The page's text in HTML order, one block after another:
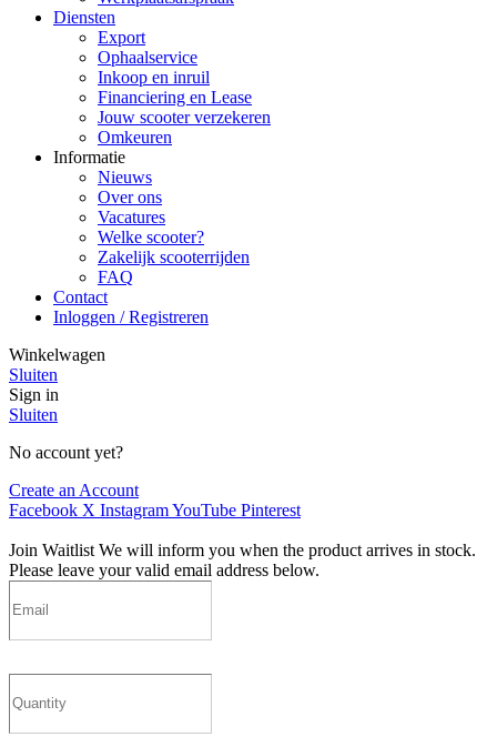
Diensten
Export
Ophaalservice
Inkoop en inruil
Financiering en Lease
Jouw scooter verzekeren
Omkeuren
Informatie
Nieuws
Over ons
Vacatures
Welke scooter?
Zakelijk scooterrijden
FAQ
Contact
Inloggen / Registreren
Winkelwagen
Sluiten
Sign in
Sluiten
No account yet?
Create an Account
Facebook X InstagramYouTube Pinterest
Join Waitlist We will inform you when the product arrives in stock.
Please leave your valid email address below.